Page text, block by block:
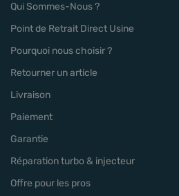
Qui Sommes-Nous ?
Point de Retrait Direct Usine
Pourquoi nous choisir ?
Retourner un article
Livraison
Paiement
Garantie
Réparation turbo & injecteur
Offre pour les pros